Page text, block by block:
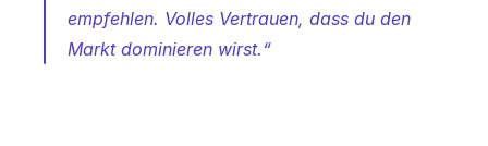
empfehlen. Volles Vertrauen, dass du den
Markt dominieren wirst.“